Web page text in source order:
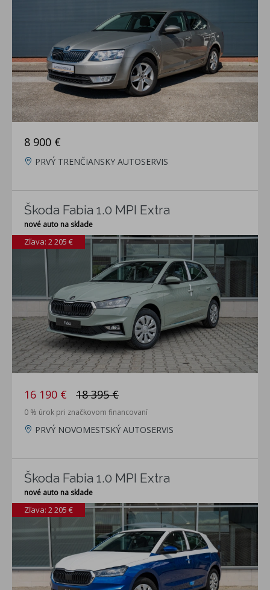
8 900 €
PRVÝ TRENČIANSKY AUTOSERVIS
Škoda Fabia 1.0 MPI Extra
nové auto na sklade
Zľava: 2 205 €
16 190 € 18 395 €
0 % úrok pri značkovom financovaní
PRVÝ NOVOMESTSKÝ AUTOSERVIS
Škoda Fabia 1.0 MPI Extra
nové auto na sklade
Zľava: 2 205 €